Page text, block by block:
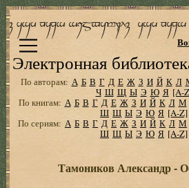
Электронная
По авторам: А Б В Г Д Е Ж З И Й К Л
Ч Ш Щ Ы Э Ю Я [A-
По книгам: А Б В Г Д Е Ж З И Й К Л М
Ш Щ Ы Э Ю Я [A-Z]
По сериям: А Б В Г Д Е Ж З И Й К Л М
Ш Щ Ы Э Ю Я [A-Z]
Тамоников Александр -